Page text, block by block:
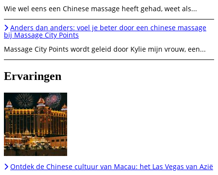
Wie wel eens een Chinese massage heeft gehad, weet als...
Anders dan anders: voel je beter door een chinese massage
bij Massage City Points
Massage City Points wordt geleid door Kylie mijn vrouw, een...
Ervaringen
Ontdek de Chinese cultuur van Macau: het Las Vegas van Azië